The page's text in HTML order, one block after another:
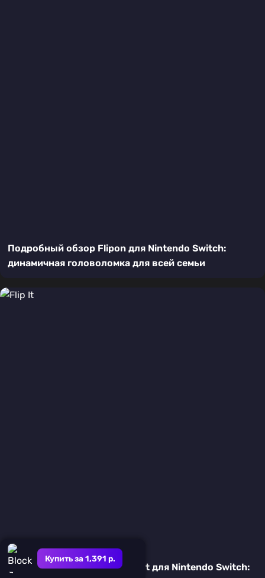
Купить за 1,391 р.
Подробный обзор Flipon для Nintendo Switch:
динамичная головоломка для всей семьи
Подробный обзор игры Flip It для Nintendo Switch: